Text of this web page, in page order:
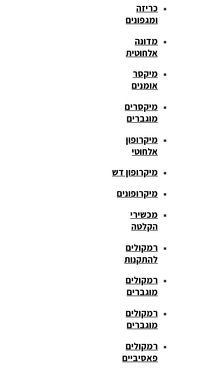
כריזה
ומגפונים
מדונה
אלחוטית
מיקסר
אומנים
מיקסרים
מוגברים
מיקרופון
אלחוטי
מיקרופון דש
מיקרופונים
מכשירי
הקלטה
רמקולים
להתקנות
רמקולים
מוגברים
רמקולים
מוגברים
רמקולים
פאסיביים